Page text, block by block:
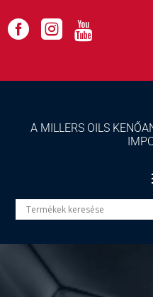
  
A MILLERS OILS